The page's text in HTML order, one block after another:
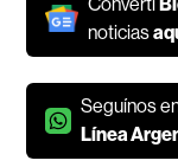
noticias
Seguínos
Línea